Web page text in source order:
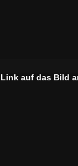
auf das Bild